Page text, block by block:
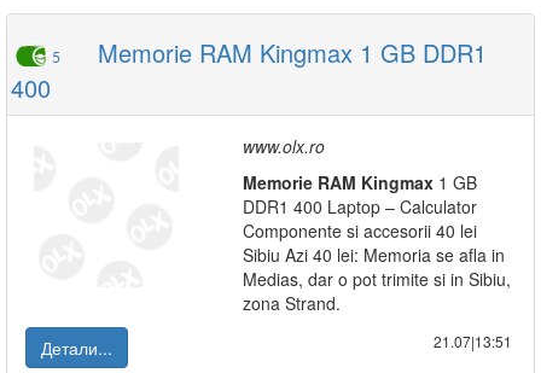
5
Memorie RAM Kingmax 1 GB DDR1
400
www.olx.ro
Memorie RAM Kingmax 1 GB
DDR1 400 Laptop – Calculator
Componente si accesorii 40 lei
Sibiu Azi 40 lei: Memoria se afla in
Medias, dar o pot trimite si in Sibiu,
zona Strand.
Детали...
21.07|13:51